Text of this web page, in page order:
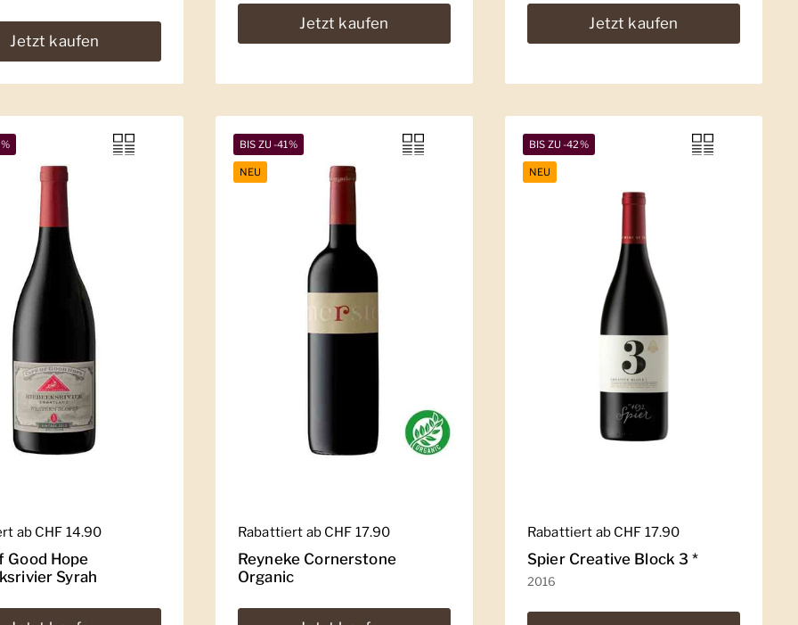
Jetzt kaufen
Jetzt kaufen Jetzt kaufen
Preis
ab CHF 14.90
Good Hope
Syrah
Regulärer Preis
Rabattiert ab CHF 17.90
Reyneke Cornerstone
Organic
BIS ZU -41%
NEU
Regulärer Preis
Rabattiert ab CHF 17.90
Spier Creative Block 3 *
2016
BIS ZU -42%
NEU